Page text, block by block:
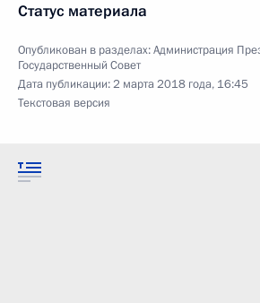
Статус материала
Опубликован в разделах:Администрация
Государственный Совет
Дата публикации:2 марта 2018 года, 16:45
Текстовая версия